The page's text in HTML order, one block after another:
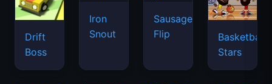
Drift
Boss
Iron
Snout
Sausage
Flip
Basketball
Stars